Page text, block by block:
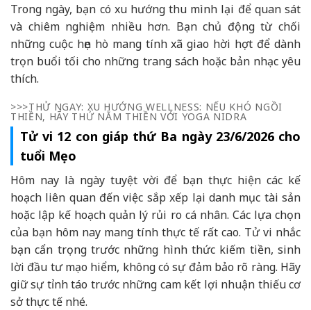
Trong ngày, bạn có xu hướng thu mình lại để quan sát
và chiêm nghiệm nhiều hơn. Bạn chủ động từ chối
những cuộc hẹn hò mang tính xã giao hời hợt để dành
trọn buổi tối cho những trang sách hoặc bản nhạc yêu
thích.
>>>THỬ NGAY: XU HƯỚNG WELLNESS: NẾU KHÓ NGỒI
THIỀN, HÃY THỬ NẰM THIỀN VỚI YOGA NIDRA
Tử vi 12 con giáp thứ Ba ngày 23/6/2026 cho
tuổi Mẹo
Hôm nay là ngày tuyệt vời để bạn thực hiện các kế
hoạch liên quan đến việc sắp xếp lại danh mục tài sản
hoặc lập kế hoạch quản lý rủi ro cá nhân. Các lựa chọn
của bạn hôm nay mang tính thực tế rất cao. Tử vi nhắc
bạn cẩn trọng trước những hình thức kiếm tiền, sinh
lời đầu tư mạo hiểm, không có sự đảm bảo rõ ràng. Hãy
giữ sự tỉnh táo trước những cam kết lợi nhuận thiếu cơ
sở thực tế nhé.